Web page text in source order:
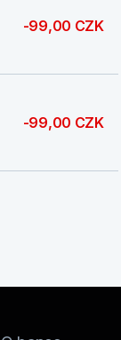
-99,00 CZK
-99,00 CZK